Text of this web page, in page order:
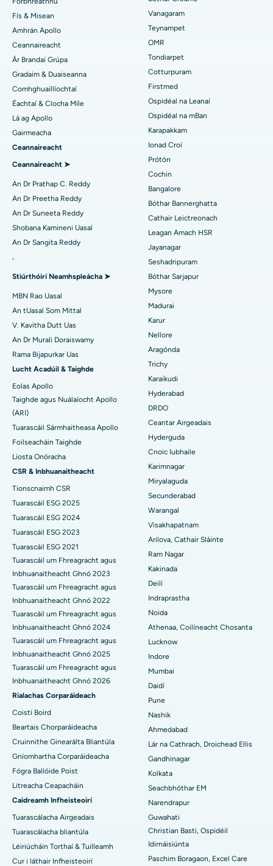
Aimsigh Péidiatraiceach
Aimsigh Deirmeolaí
Aimsigh Úireolaí
Aimsigh Diaibéiteolaí
Aimsigh Gínéiceolaí
Aimsigh Síceolaí
Aimsigh Máinlia Ginearálta
An tIonad Croí is Fearr i Thousand Lights, Chennai
An tOspidéal is Fearr i Jubilee Hills, Hyderabad
An tOspidéal is Fearr i Tondiarpet, Chennai
An tOspidéal is Fearr i Kotturpuram, Chennai
Ospidéal is Fearr i Bóthar Kovai, Karur
An tOspidéal is Fearr i Karapakkam, Chennai
An tOspidéal is Fearr in Arilova, Vizag
An tOspidéal is Fearr i Kanpur Road, Lucknow
An tOspidéal is Fearr in Earnáil-26, Noida
An tOspidéal is Fearr i Gandhinagar, Ahmedabad
An tOspidéal is Fearr in Aragonda, Andhra Pradesh
An tOspidéal is Fearr in Aonad-15, Bhubaneswar
An tOspidéal is Fearr i Seepat Road, Bilaspur
An tOspidéal is Fearr in Ellisbridge, Ahmedabad
An tOspidéal is Fearr i Nua-Deilí
An tOspidéal is Fearr i DRDO, Hyderabad
An tOspidéal is Fearr i GS Road, Guwahati
An tOspidéal is Fearr i Hyderguda, Hyderabad
An tOspidéal is Fearr i Vijay Nagar, Indore
An tOspidéal is Fearr i Suryaraopeta Main Road, Kakinada
An tOspidéal is Fearr i gCanáil Chiorclach Bhóthar, Kolkata
An tOspidéal is Fearr i CBD Belapur, Navi Mumbai
An tOspidéal is Fearr i Panchavati, Nashik
An tOspidéal is Fearr i Secunderabad, Hyderabad
Ospidéal is Fearr i Seshadripuram, Bangalore
An tOspidéal is Fearr i Waltair Main Road, Visakhapatnam
An tOspidéal is Fearr i mBóthar Subhash Nagar, Karimnagar
Ospidéal is Fearr i Managari, Karaikudi
An tOspidéal is Fearr in Arepally, Warangal
An tOspidéal is Fearr i gCoilíneacht Arera, Bhopal
Ospidéal is Fearr i Jayanagar, Bangalore
An tOspidéal is Fearr i KK Nagar, Madurai
Ospidéal is Fearr i Ramji Nagar, Nellore
An tOspidéal is Fearr san Earnáil-19, Rourkela
An tOspidéal is Fearr i Swargate, Pune
Gastrectomy muinchille
Máinliacht Lasik
Rhinoplasty
Liposuction
Angiogram Corónach
Athsholáthar Comhla Aortach Transcatheter
Deisiú Comhla MitraClip
Máinliacht Chairdiach Íosta Ionrach
Ablation Catheter
Athsholáthar Ghualainn Droim ar Ais
Embolization Artaire útarach
Máinliacht Ailse Cíche
Brachteiripe
colonoscopy
Polypectomy
Spreagadh Deep Brain
Bithóipse Duán
Parathyroidectomy
Máinliacht Cytoreductive
Athsholáthar Glún Iomlán Ceirmeach
ERCP
Fís & Misean
Amhrán Apollo
Ceannaireacht
Ár Brandaí Grúpa
Gradaim & Duaiseanna
Comhghuaillíochtaí
Éachtaí & Clocha Míle
Lá ag Apollo
Gairmeacha
Ceannaireacht
Ceannaireacht ➤
An Dr Prathap C. Reddy
An Dr Preetha Reddy
An Dr Suneeta Reddy
Shobana Kamineni Uasal
An Dr Sangita Reddy
.
Stiúrthóirí Neamhspleácha ➤
MBN Rao Uasal
An tUasal Som Mittal
V. Kavitha Dutt Uas
An Dr Murali Doraiswamy
Rama Bijapurkar Uas
Lucht Acadúil & Taighde
Eolas Apollo
Taighde agus Nuálaíocht Apollo
(ARI)
Tuarascáil Sármhaitheasa Apollo
Foilseacháin Taighde
Liosta Onóracha
CSR & Inbhuanaitheacht
Tionscnaimh CSR
Tuarascáil ESG 2025
Tuarascáil ESG 2024
Tuarascáil ESG 2023
Tuarascáil ESG 2021
Tuarascáil um Fhreagracht agus
Inbhuanaitheacht Ghnó 2023
Tuarascáil um Fhreagracht agus
Inbhuanaitheacht Ghnó 2022
Tuarascáil um Fhreagracht agus
Inbhuanaitheacht Ghnó 2024
Tuarascáil um Fhreagracht agus
Inbhuanaitheacht Ghnó 2025
Tuarascáil um Fhreagracht agus
Inbhuanaitheacht Ghnó 2026
Rialachas Corparáideach
Coistí Boird
Beartais Chorparáideacha
Cruinnithe Ginearálta Bliantúla
Gníomhartha Corparáideacha
Fógra Ballóide Poist
Litreacha Ceapacháin
Caidreamh Infheisteoirí
Tuarascálacha Airgeadais
Tuarascálacha bliantúla
Léiriúcháin Torthaí & Tuilleamh
Cur i láthair Infheisteoirí
Vanagaram
Teynampet
OMR
Tondiarpet
Cotturpuram
Firstmed
Ospidéal na Leanaí
Ospidéal na mBan
Karapakkam
Ionad Croí
Prótón
Cochin
Bangalore
Bóthar Bannerghatta
Cathair Leictreonach
Leagan Amach HSR
Jayanagar
Seshadripuram
Bóthar Sarjapur
Mysore
Madurai
Karur
Nellore
Aragónda
Trichy
Karaikudi
Hyderabad
DRDO
Ceantar Airgeadais
Hyderguda
Cnoic Iubhaile
Karimnagar
Miryalaguda
Secunderabad
Warangal
Visakhapatnam
Arilova, Cathair Sláinte
Ram Nagar
Kakinada
Deilí
Indraprastha
Noida
Athenaa, Coilíneacht Chosanta
Lucknow
Indore
Mumbai
Daidí
Pune
Nashik
Ahmedabad
Lár na Cathrach, Droichead Ellis
Gandhinagar
Kolkata
Seachbhóthar EM
Narendrapur
Guwahati
Christian Basti, Ospidéil
Idirnáisiúnta
Paschim Boragaon, Excel Care